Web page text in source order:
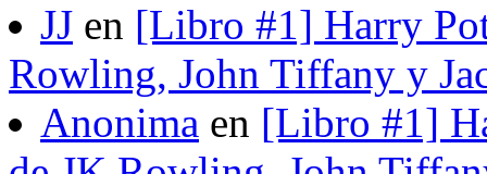
JJ en [Libro #1] Harry
Rowling, John Tiffany y
Anonima en [Libro #1]